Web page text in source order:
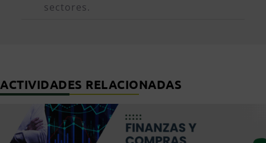
sectores.
ACTIVIDADES RELACIONADAS